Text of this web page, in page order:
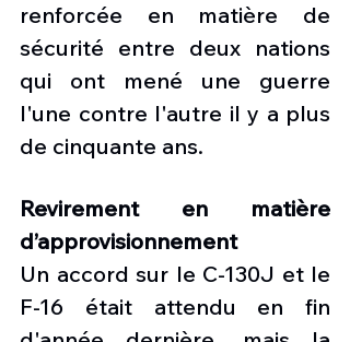
renforcée en matière de
sécurité entre deux nations
qui ont mené une guerre
l'une contre l'autre il y a plus
de cinquante ans.
Revirement en matière
d’approvisionnement
Un accord sur le C-130J et le
F-16 était attendu en fin